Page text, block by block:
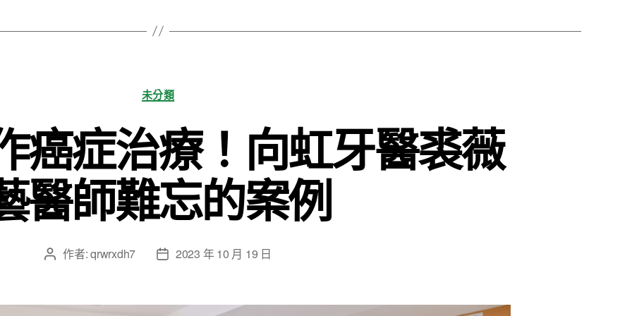
分
類
未分類
癌症治療！向虹牙醫裘薇
醫師難忘的案例
文
者
作者:qrwrxdh7
文
佈
2023 年 10 月 19 日